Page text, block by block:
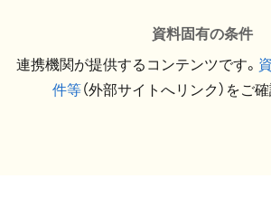
資料固有の条件
連携機関が提供するコンテンツです。
件等（外部サイトへリンク）をご